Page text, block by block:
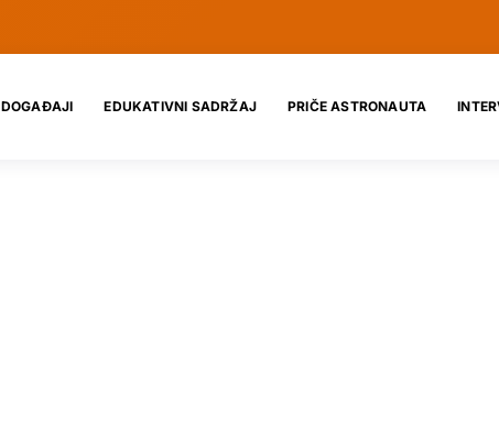
DOGAĐAJI EDUKATIVNI SADRŽAJ PRIČE ASTRONAUTA